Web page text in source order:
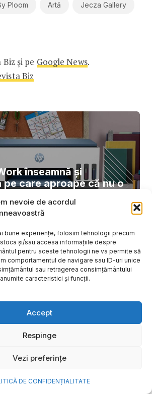
nevoie de acordul
bune experiențe, folosim tehnologii precum
și/sau accesa informațiile despre
pentru aceste tehnologii ne va permite să
comportamentul de navigare sau ID-uri unice
sau retragerea consimțământului
caracteristici și funcții.
Accept
Respinge
Vezi preferințe
DE CONFIDENȚIALITATE
Ploom Artă Jecza Gallery
și pe Google News.
Biz
înseamnă și
care aproape că nu o
Women in
Împreună pentru o
de mentalitate în marcom
iul. 29, 2026